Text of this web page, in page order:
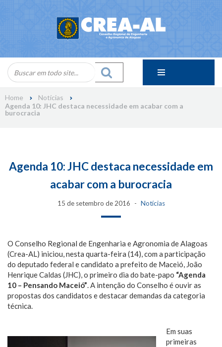
Home
Notícias
Agenda 10: JHC destaca necessidade em acabar com a
burocracia
Agenda 10: JHC destaca necessidade em
acabar com a burocracia
15 de setembro de 2016 Notícias
O Conselho Regional de Engenharia e Agronomia de Alagoas
(Crea-AL) iniciou, nesta quarta-feira (14), com a participação
do deputado federal e candidato a prefeito de Maceió, João
Henrique Caldas (JHC), o primeiro dia do bate-papo “Agenda
10 – Pensando Maceió”. A intenção do Conselho é ouvir as
propostas dos candidatos e destacar demandas da categoria
técnica.
Em suas
primeiras